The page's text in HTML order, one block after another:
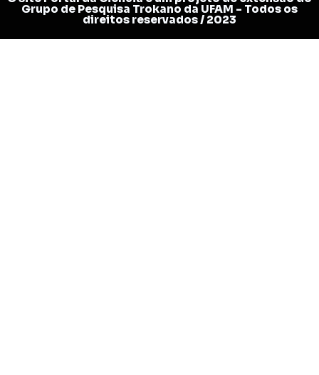
Grupo de Pesquisa Trokano da UFAM - Todos os
direitos reservados / 2023